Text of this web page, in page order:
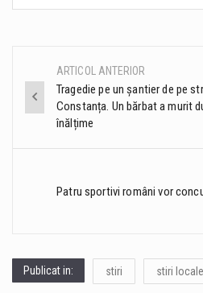
Post
navigation
ARTICOL ANTERIOR
Tragedie pe un șantier de pe
Constanța. Un bărbat a murit
înălțime
Patru sportivi români vor
Publicat in: stiri stiri locale